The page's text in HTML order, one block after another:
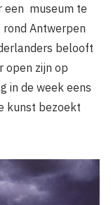
een museum te
rond Antwerpen
belooft
open zijn op
in de week eens
kunst bezoekt